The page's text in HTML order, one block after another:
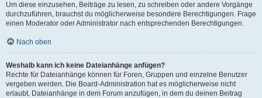
Um diese einzusehen, Beiträge zu lesen, zu schreiben oder andere Vorgänge
durchzuführen, brauchst du möglicherweise besondere Berechtigungen. Frage
einen Moderator oder Administrator nach entsprechenden Berechtigungen.
Nach oben
Weshalb kann ich keine Dateianhänge anfügen?
Rechte für Dateianhänge können für Foren, Gruppen und einzelne Benutzer
vergeben werden. Die Board-Administration hat es möglicherweise nicht
erlaubt, Dateianhänge in dem Forum anzufügen, in dem du deinen Beitrag